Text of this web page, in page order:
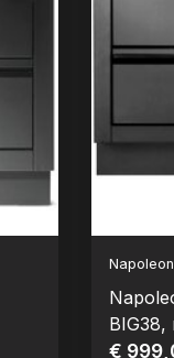
Napoleon
BIG38,
€